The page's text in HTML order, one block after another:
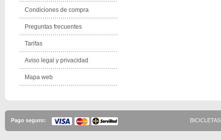
Condiciones de compra
Preguntas frecuentes
Tarifas
Aviso legal y privacidad
Mapa web
Pago seguro: